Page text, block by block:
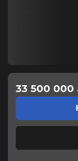
33 500 000